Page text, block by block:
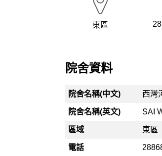
東區
院舍資料
院舍名稱(中文) 西灣
院舍名稱(英文) SAI
區域 東區
電話